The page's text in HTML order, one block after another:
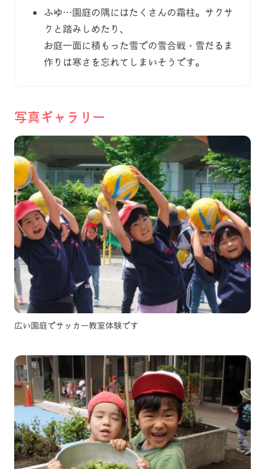
ふゆ…園庭の隅にはたくさんの霜柱。サクサ
クと踏みしめたり、
お庭一面に積もった雪での雪合戦・雪だるま
作りは寒さを忘れてしまいそうです。
写真ギャラリー
広い園庭でサッカー教室体験です